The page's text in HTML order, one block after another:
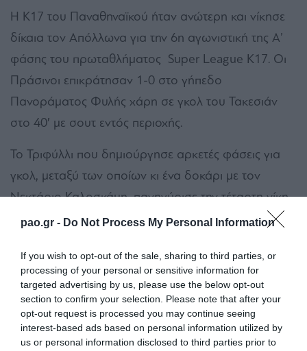
pao.gr - Do Not Process My Personal Information
If you wish to opt-out of the sale, sharing to third parties, or
processing of your personal or sensitive information for
targeted advertising by us, please use the below opt-out
section to confirm your selection. Please note that after your
opt-out request is processed you may continue seeing
interest-based ads based on personal information utilized by
us or personal information disclosed to third parties prior to
Η Κ17 του Παναθηναϊκού ήταν ανώτερη και νίκησε
δίκαια τον Απόλλωνα για την 6η αγωνιστική της Α’
φάσης του πρωταθλήματος Super League K17. Οι
Πράσινοι επικράτησαν 1-0 στο γήπεδο
Πανοράματος Φυλής χάρη σε γκολ του Τακεσιάν
στο 40′ με σουτ εντός περιοχής.
Το Τριφύλλι που δημιούργησε αρκετές φάσεις για
γκολ, μεταξύ των οποίων κι ένα δοκάρι με τον
Νεκτάριο Καλοσκάμη, πανηγύρισε την τέταρτη νίκη
του στο πρωτάθλημα τερματίζοντας στη δεύτερη
Παναθηναϊκός: Αποστολάκης, Σκαρλατίδης (60′
Κορρές), Μακρυγιάννης, Ν. Καλοσκάμης,
Αποστόλου, Μπεβάρδος, Τακεσιάν, Μπρέγκου (70′
Πόθας), Νικολάου (70′ Πολιώνης), Ρομάνο (60′